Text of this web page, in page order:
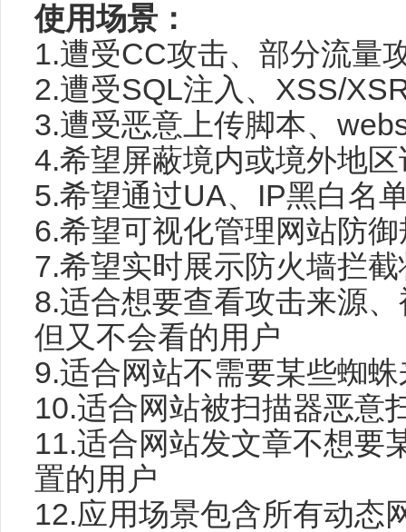
使用场景：
1.遭受CC攻击、部分流量
2.遭受SQL注入、XSS/
3.遭受恶意上传脚本、
4.希望屏蔽境内或境外地
5.希望通过UA、IP黑白名
6.希望可视化管理网站防
7.希望实时展示防火墙拦
8.适合想要查看攻击来源
但又不会看的用户
9.适合网站不需要某些蜘
10.适合网站被扫描器恶意
11.适合网站发文章不想要
置的用户
12.应用场景包含所有动态